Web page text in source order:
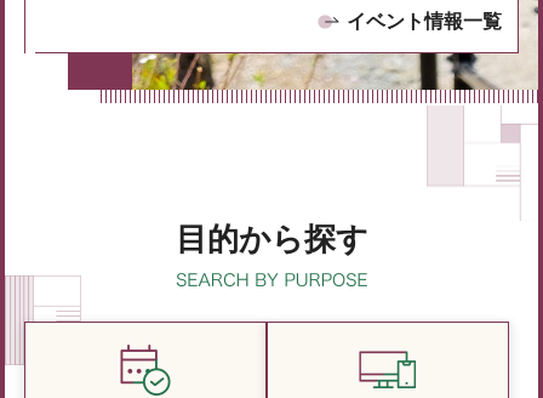
イベント情報一覧
目的から探す